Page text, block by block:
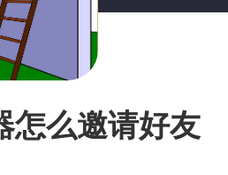
怎么邀请好友